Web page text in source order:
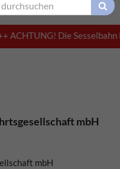
ACHTUNG! Die
mbH
mbH